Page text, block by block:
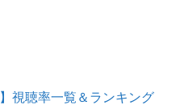
視聴率一覧＆ランキング